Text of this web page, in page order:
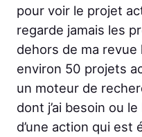
pour voir le projet
regarde jamais les
dehors de ma revue
environ 50 projets
un moteur de
dont j’ai besoin ou
d’une action qui est